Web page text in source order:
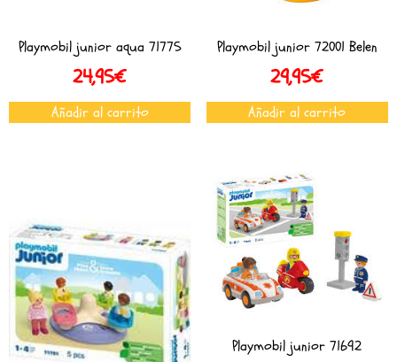
Playmobil junior aqua 71775
24,95€
Añadir al carrito
Playmobil junior 72001 Belen
29,95€
Añadir al carrito
Playmobil junior 71692